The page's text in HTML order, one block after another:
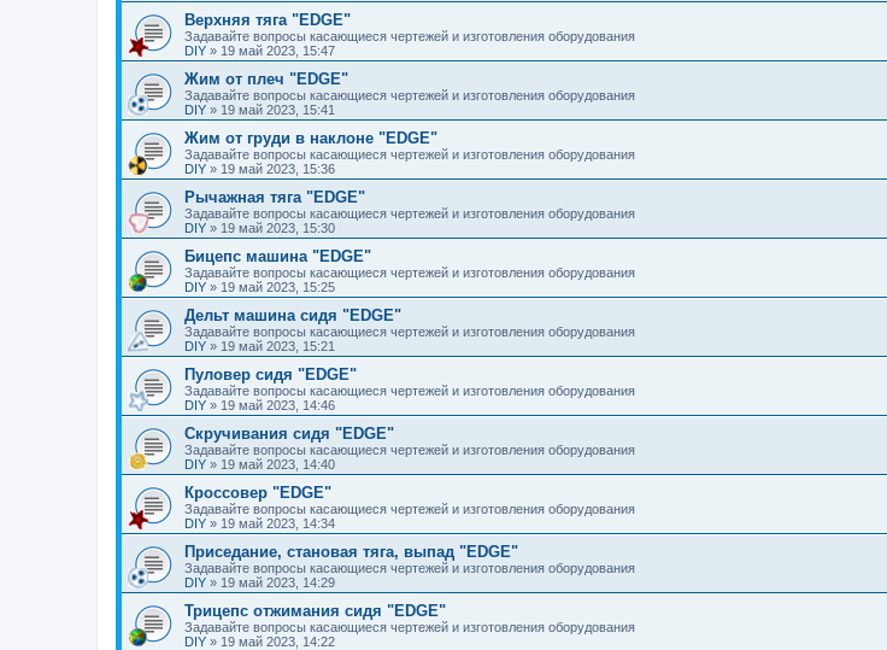
Верхняя тяга "EDGE"
Задавайте вопросы касающиеся чертежей и изготовления оборудования
DIY » 19 май 2023, 15:47
Жим от плеч "EDGE"
Задавайте вопросы касающиеся чертежей и изготовления оборудования
DIY » 19 май 2023, 15:41
Жим от груди в наклоне "EDGE"
Задавайте вопросы касающиеся чертежей и изготовления оборудования
DIY » 19 май 2023, 15:36
Рычажная тяга "EDGE"
Задавайте вопросы касающиеся чертежей и изготовления оборудования
DIY » 19 май 2023, 15:30
Бицепс машина "EDGE"
Задавайте вопросы касающиеся чертежей и изготовления оборудования
DIY » 19 май 2023, 15:25
Дельт машина сидя "EDGE"
Задавайте вопросы касающиеся чертежей и изготовления оборудования
DIY » 19 май 2023, 15:21
Пуловер сидя "EDGE"
Задавайте вопросы касающиеся чертежей и изготовления оборудования
DIY » 19 май 2023, 14:46
Скручивания сидя "EDGE"
Задавайте вопросы касающиеся чертежей и изготовления оборудования
DIY » 19 май 2023, 14:40
Кроссовер "EDGE"
Задавайте вопросы касающиеся чертежей и изготовления оборудования
DIY » 19 май 2023, 14:34
Приседание, становая тяга, выпад "EDGE"
Задавайте вопросы касающиеся чертежей и изготовления оборудования
DIY » 19 май 2023, 14:29
Трицепс отжимания сидя "EDGE"
Задавайте вопросы касающиеся чертежей и изготовления оборудования
DIY » 19 май 2023, 14:22